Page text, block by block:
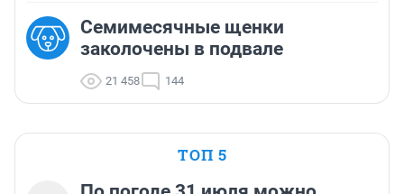
Семимесячные щенки
заколочены в подвале
21 458 144
ТОП 5